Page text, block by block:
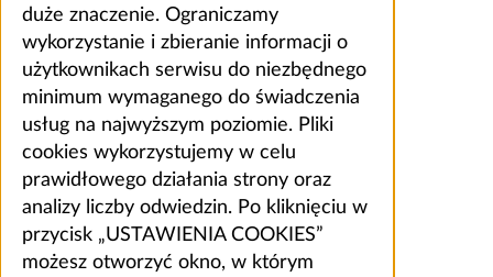
duże znaczenie. Ograniczamy
wykorzystanie i zbieranie informacji o
użytkownikach serwisu do niezbędnego
minimum wymaganego do świadczenia
usług na najwyższym poziomie. Pliki
cookies wykorzystujemy w celu
prawidłowego działania strony oraz
analizy liczby odwiedzin. Po kliknięciu w
przycisk „USTAWIENIA COOKIES”
możesz otworzyć okno, w którym